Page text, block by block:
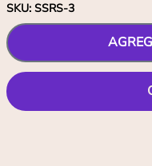
SKU: SSRS-3